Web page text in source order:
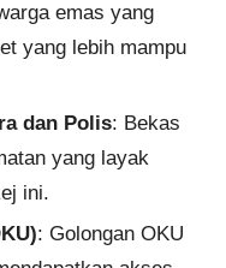
emas yang
yang lebih mampu
dan Polis: Bekas
yang layak
ini.
: Golongan OKU